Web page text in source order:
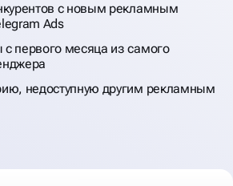
с новым рекламным
Ads
первого месяца из самого
недоступную другим рекламным